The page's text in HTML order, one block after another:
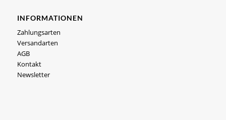
INFORMATIONEN
Zahlungsarten
Versandarten
AGB
Kontakt
Newsletter